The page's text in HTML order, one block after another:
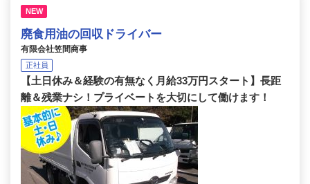
NEW
廃食用油の回収ドライバー
有限会社笠間商事
正社員
【土日休み＆経験の有無なく月給33万円スタート】長距
離＆残業ナシ！プライベートを大切にして働けます！